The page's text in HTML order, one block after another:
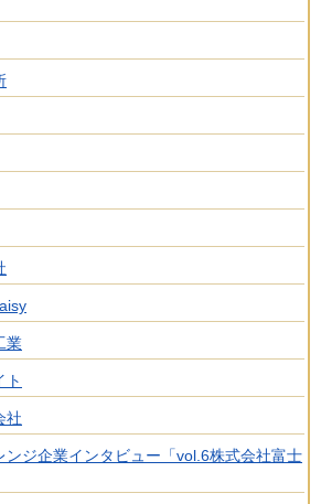
業
ト
社
ンジ企業インタビュー「vol.6株式会社富士